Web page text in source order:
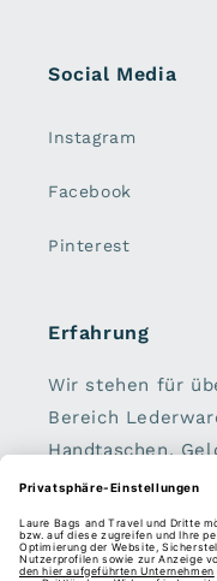
Social Media
Instagram
Facebook
Pinterest
Erfahrung
Wir stehen für
Bereich
Handtaschen,
und Schirme sind